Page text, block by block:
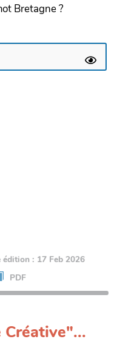
Bretagne ?
édition : 17 Feb 2026
PDF